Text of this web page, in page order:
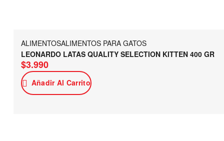
ALIMENTOSALIMENTOS PARA GATOS
LEONARDO LATAS QUALITY SELECTION KITTEN 400 GR
$3.990
Añadir Al Carrito